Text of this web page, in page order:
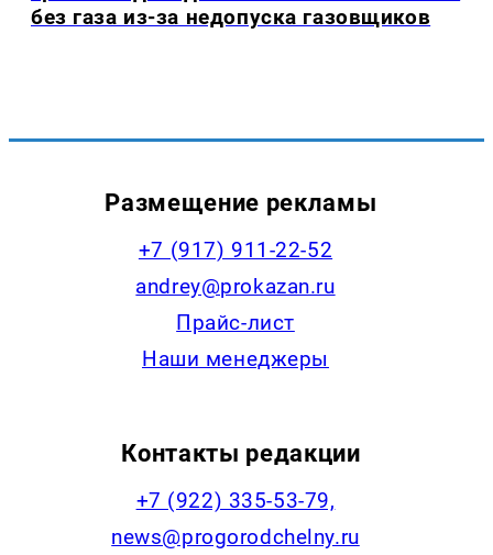
без газа из-за недопуска газовщиков
Размещение рекламы
+7 (917) 911-22-52
andrey@prokazan.ru
Прайс-лист
Наши менеджеры
Контакты редакции
+7 (922) 335-53-79,
news@progorodchelny.ru